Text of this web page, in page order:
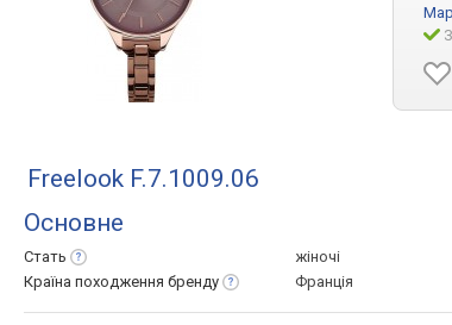
Freelook F.7.1009.06
Основне
Стать
жіночі
Країна походження бренду Франція